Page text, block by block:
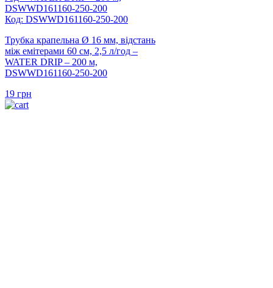
Код: DSWWD161160-250-200
Трубка крапельна Ø 16 мм, відстань
між емітерами 60 см, 2,5 л/год –
WATER DRIP – 200 м,
DSWWD161160-250-200
19 грн